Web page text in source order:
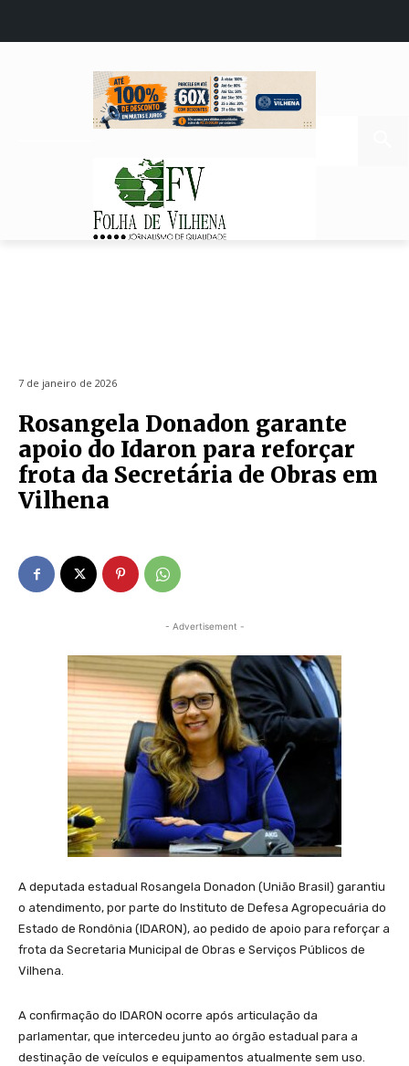
7 de janeiro de 2026
Rosangela Donadon garante
apoio do Idaron para reforçar
frota da Secretária de Obras em
Vilhena
- Advertisement -
A deputada estadual Rosangela Donadon (União Brasil) garantiu
o atendimento, por parte do Instituto de Defesa Agropecuária do
Estado de Rondônia (IDARON), ao pedido de apoio para reforçar a
frota da Secretaria Municipal de Obras e Serviços Públicos de
Vilhena.
A confirmação do IDARON ocorre após articulação da
parlamentar, que intercedeu junto ao órgão estadual para a
destinação de veículos e equipamentos atualmente sem uso.